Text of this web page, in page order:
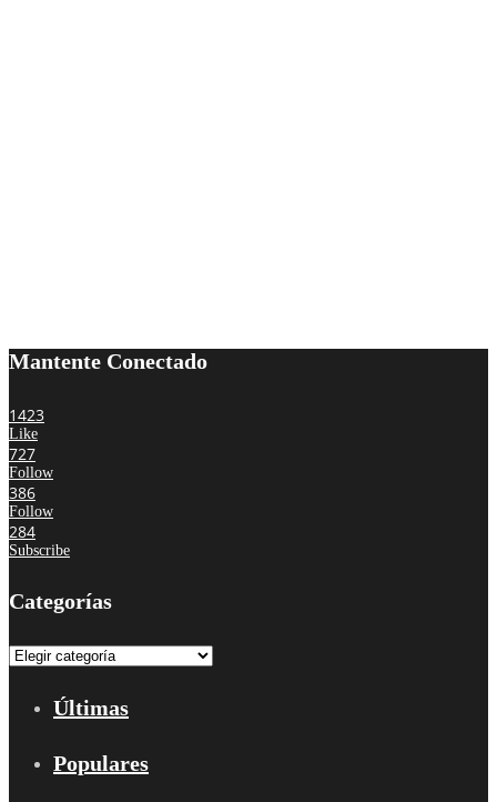
Mantente Conectado
1423
Like
727
Follow
386
Follow
284
Subscribe
Categorías
Categorías
Últimas
Populares